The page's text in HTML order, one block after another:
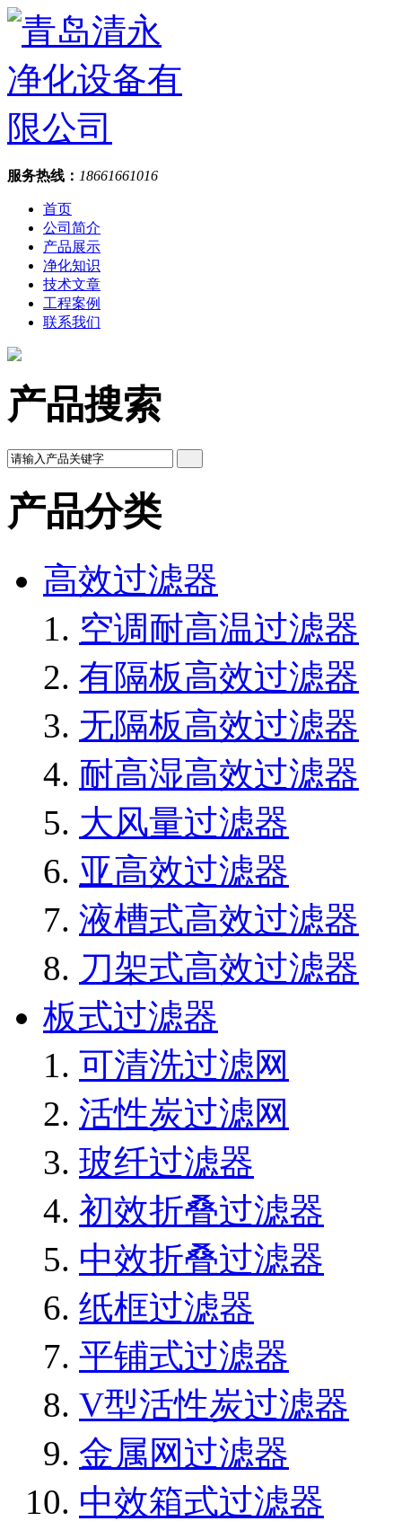
服务热线： 18661661016
首页
公司简介
产品展示
净化知识
技术文章
工程案例
联系我们
产品搜索
产品分类
高效过滤器
空调耐高温过滤器
有隔板高效过滤器
无隔板高效过滤器
耐高湿高效过滤器
大风量过滤器
亚高效过滤器
液槽式高效过滤器
刀架式高效过滤器
板式过滤器
可清洗过滤网
活性炭过滤网
玻纤过滤器
初效折叠过滤器
中效折叠过滤器
纸框过滤器
平铺式过滤器
V型活性炭过滤器
金属网过滤器
中效箱式过滤器